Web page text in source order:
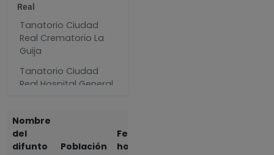
Real
Tanatorio Ciudad
Real Crematorio La
Guija
Tanatorio Ciudad
Real Hospital General
Nombre
del
difunto
Población
Fecha y
hora